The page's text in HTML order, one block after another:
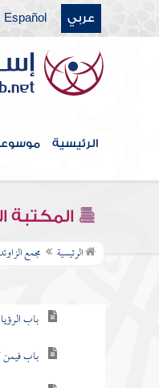
عربي Español
الرئيسية
المكتبة
الرئيسية مجمع
كتاب الخلافة
كتاب الجهاد
كتاب قتال أهل
كتاب الحدود
كتاب الديات
كتاب التفسير
باب
باب